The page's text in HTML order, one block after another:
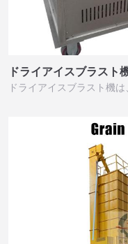
ドライアイスブラスト
ドライアイスブラスト機